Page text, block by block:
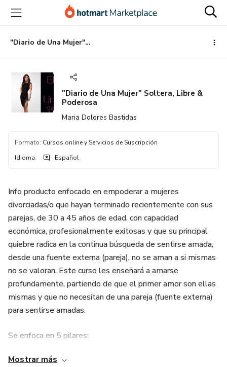
principal
página
de
página
"Diario de Una Mujer" Soltera, Libre & Poderosa
"Diario de Una Mujer" Soltera, Libre &
Poderosa
Maria Dolores Bastidas
Formato: Cursos online y Servicios de Suscripción
Idioma: Español
Info producto enfocado en empoderar a mujeres
divorciadas/o que hayan terminado recientemente con sus
parejas, de 30 a 45 años de edad, con capacidad
económica, profesionalmente exitosas y que su principal
quiebre radica en la continua búsqueda de sentirse amada,
desde una fuente externa (pareja), no se aman a si mismas
no se valoran. Este curso les enseñará a amarse
profundamente, partiendo de que el primer amor son ellas
mismas y que no necesitan de una pareja (fuente externa)
para sentirse amadas.
Se enfoca en 5 pilares:
1. Modulo Introductorio
Mostrar más